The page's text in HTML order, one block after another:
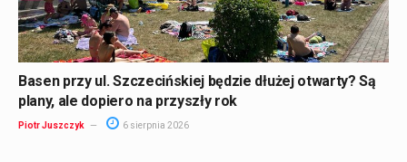
Basen przy ul. Szczecińskiej będzie dłużej otwarty? Są
plany, ale dopiero na przyszły rok
Piotr Juszczyk 6 sierpnia 2026